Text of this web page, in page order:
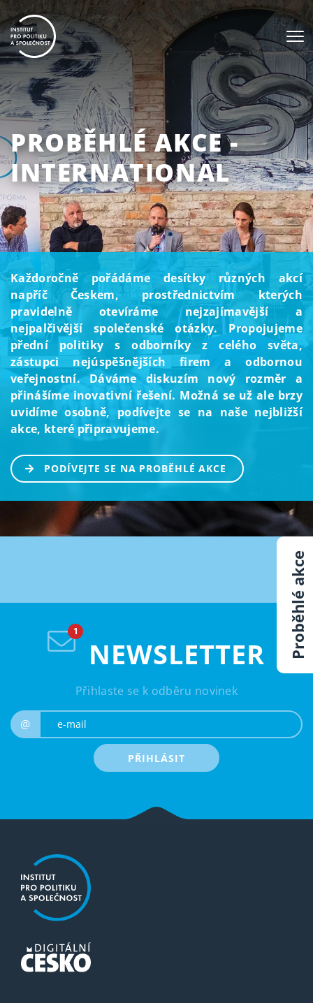
PROBĚHLÉ AKCE -
INTERNATIONAL
Každoročně pořádáme desítky různých akcí
napříč Českem, prostřednictvím kterých
pravidelně otevíráme nejzajímavější a
nejpalčivější společenské otázky. Propojujeme
přední politiky s odborníky z celého světa,
zástupci nejúspěšnějších firem a odbornou
veřejnostní. Dáváme diskuzím nový rozměr a
přinášíme inovativní řešení. Možná se už ale brzy
uvidíme osobně, podívejte se na naše nejbližší
akce, které připravujeme.
PODÍVEJTE SE NA PROBĚHLÉ AKCE
Proběhlé akce
NEWSLETTER
Přihlaste se k odběru novinek
@
PŘIHLÁSIT